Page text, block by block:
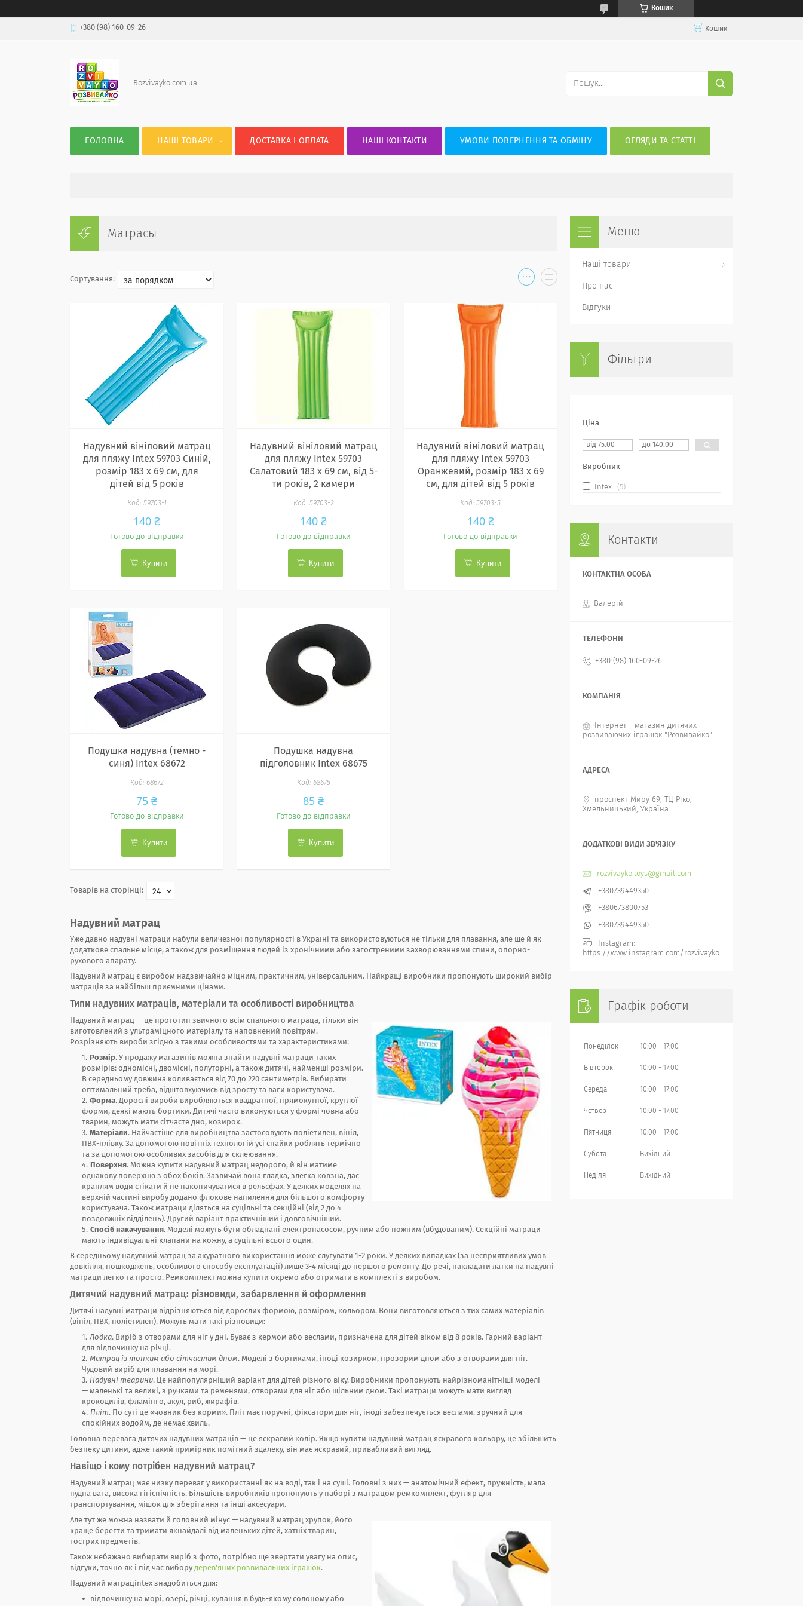
Кошик
+380 (98) 160-09-26 Кошик
Rozvivayko.com.ua
ГОЛОВНА НАШІ ТОВАРИ ДОСТАВКА І ОПЛАТА НАШІ КОНТАКТИ УМОВИ ПОВЕРНЕННЯ ТА ОБМІНУ ОГЛЯДИ ТА СТАТТІ
Матрасы
Надувний вініловий матрац
для пляжу Intex 59703 Синій,
розмір 183 х 69 см, для
дітей від 5 років
59703-1
140 ₴
Готово до відправки
Купити
Надувний вініловий матрац
для пляжу Intex 59703
Салатовий 183 х 69 см, від 5-
ти років, 2 камери
59703-2
140 ₴
Готово до відправки
Купити
Надувний вініловий матрац
для пляжу Intex 59703
Оранжевий, розмір 183 х 69
см, для дітей від 5 років
59703-5
140 ₴
Готово до відправки
Купити
Подушка надувна (темно -
синя) Intex 68672
68672
75 ₴
Готово до відправки
Купити
Подушка надувна
підголовник Intex 68675
68675
85 ₴
Готово до відправки
Купити
Надувний матрац
Уже давно надувні матраци набули величезної популярності в Україні та використовуються не тільки для плавання, але ще й як
додаткове спальне місце, а також для розміщення людей із хронічними або загостреними захворюваннями спини, опорно-
рухового апарату.
Надувний матрац є виробом надзвичайно міцним, практичним, універсальним. Найкращі виробники пропонують широкий вибір
матраців за найбільш приємними цінами.
Типи надувних матраців, матеріали та особливості виробництва
Надувний матрац — це прототип звичного всім спального матраца, тільки він
виготовлений з ультраміцного матеріалу та наповнений повітрям.
Розрізняють вироби згідно з такими особливостями та характеристиками:
Розмір. У продажу магазинів можна знайти надувні матраци таких
розмірів: одномісні, двомісні, полуторні, а також дитячі, найменші розміри.
В середньому довжина коливається від 70 до 220 сантиметрів. Вибирати
оптимальний треба, відштовхуючись від зросту та ваги користувача.
Форма. Дорослі вироби виробляються квадратної, прямокутної, круглої
форми, деякі мають бортики. Дитячі часто виконуються у формі човна або
тварин, можуть мати сітчасте дно, козирок.
Матеріали. Найчастіше для виробництва застосовують поліетилен, вініл,
ПВХ-плівку. За допомогою новітніх технологій усі спайки роблять термічно
та за допомогою особливих засобів для склеювання.
Поверхня. Можна купити надувний матрац недорого, й він матиме
однакову поверхню з обох боків. Зазвичай вона гладка, злегка ковзна, дає
краплям води стікати й не накопичуватися в рельєфах. У деяких моделях на
верхній частині виробу додано флокове напилення для більшого комфорту
користувача. Також матраци діляться на суцільні та секційні (від 2 до 4
поздовжніх відділень). Другий варіант практичніший і довговічніший.
Спосіб накачування. Моделі можуть бути обладнані електронасосом, ручним або ножним (вбудованим). Секційні матраци
мають індивідуальні клапани на кожну, а суцільні всього один.
В середньому надувний матрац за акуратного використання може слугувати 1-2 роки. У деяких випадках (за несприятливих умов
довкілля, пошкоджень, особливого способу експлуатації) лише 3-4 місяці до першого ремонту. До речі, накладати латки на надувні
матраци легко та просто. Ремкомплект можна купити окремо або отримати в комплекті з виробом.
Дитячий надувний матрац: різновиди, забарвлення й оформлення
Дитячі надувні матраци відрізняються від дорослих формою, розміром, кольором. Вони виготовляються з тих самих матеріалів
(вініл, ПВХ, поліетилен). Можуть мати такі різновиди:
Лодка. Виріб з отворами для ніг у дні. Буває з кермом або веслами, призначена для дітей віком від 8 років. Гарний варіант
для відпочинку на річці.
Матрац із тонким або сітчастим дном. Моделі з бортиками, іноді козирком, прозорим дном або з отворами для ніг.
Чудовий виріб для плавання на морі.
Надувні тварини. Це найпопулярніший варіант для дітей різного віку. Виробники пропонують найрізноманітніші моделі
— маленькі та великі, з ручками та ременями, отворами для ніг або щільним дном. Такі матраци можуть мати вигляд
крокодилів, фламінго, акул, риб, жирафів.
Пліт. По суті це «човник без корми». Пліт має поручні, фіксатори для ніг, іноді забезпечується веслами. зручний для
спокійних водойм, де немає хвиль.
Головна перевага дитячих надувних матраців — це яскравий колір. Якщо купити надувний матрац яскравого кольору, це збільшить
безпеку дитини, адже такий примірник помітний здалеку, він має яскравий, привабливий вигляд.
Навіщо і кому потрібен надувний матрац?
Надувний матрац має низку переваг у використанні як на воді, так і на суші. Головні з них — анатомічний ефект, пружність, мала
нудна вага, висока гігієнічність. Більшість виробників пропонують у наборі з матрацом ремкомплект, футляр для
транспортування, мішок для зберігання та інші аксесуари.
Але тут же можна назвати й головний мінус — надувний матрац хрупок, його
краще берегти та тримати якнайдалі від маленьких дітей, хатніх тварин,
гострих предметів.
Також небажано вибирати виріб з фото, потрібно ще звертати увагу на опис,
відгуки, точно як і під час вибору дерев'яних розвивальних іграшок.
Надувний матрацintex знадобиться для:
відпочинку на морі, озері, річці, купання в будь-якому солоному або
Наші товари
Про нас
Відгуки
Фільтри
Ціна
Виробник
Intex 5
Контакти
Валерій
+380 (98) 160-09-26
Інтернет - магазин дитячих
розвиваючих іграшок "Розвивайко"
проспект Миру 69, ТЦ Ріко,
Хмельницький, Україна
rozvivayko.toys@gmail.com
+380739449350
+380673800753
+380739449350
Instagram
https://www.instagram.com/rozvivayko
Графік роботи
Понеділок 10:00 17:00
Вівторок 10:00 17:00
Середа 10:00 17:00
Четвер 10:00 17:00
Пʼятниця 10:00 17:00
Субота Вихідний
Неділя Вихідний